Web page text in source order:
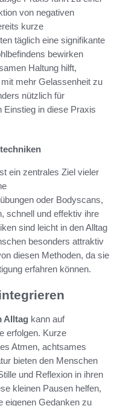
von negativen
kurze
täglich eine signifikante
bewirken
Haltung hilft,
mehr Gelassenheit zu
nützlich für
Einstieg in diese Praxis
ein zentrales Ziel vieler
oder Bodyscans,
schnell und effektiv ihre
sind leicht in den Alltag
besonders attraktiv
diesen Methoden, da sie
erfahren können.
Alltag kann auf
erfolgen. Kurze
Atmen, achtsames
bieten den Menschen
und Reflexion in ihren
kleinen Pausen helfen,
eigenen Gedanken zu